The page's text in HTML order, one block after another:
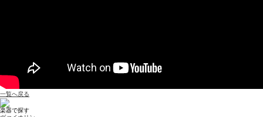
一覧へ戻る
楽器で探す